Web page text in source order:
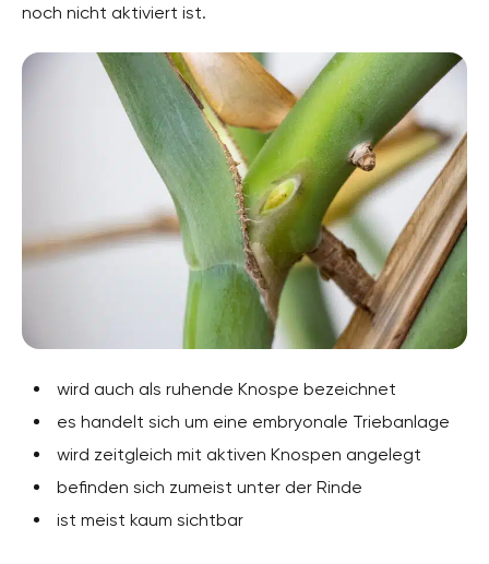
noch nicht aktiviert ist.
wird auch als ruhende Knospe bezeichnet
es handelt sich um eine embryonale Triebanlage
wird zeitgleich mit aktiven Knospen angelegt
befinden sich zumeist unter der Rinde
ist meist kaum sichtbar